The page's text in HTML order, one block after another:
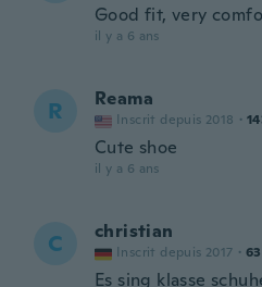
Good fit, very
il y a 6 ans
R Reama
Inscrit depuis 2018 ·
Cute shoe
il y a 6 ans
C christian
Inscrit depuis 2017 · 63
Es sing klasse